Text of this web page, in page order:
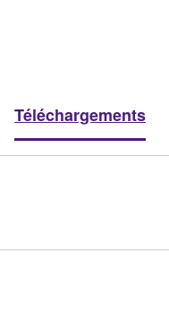
Téléchargements